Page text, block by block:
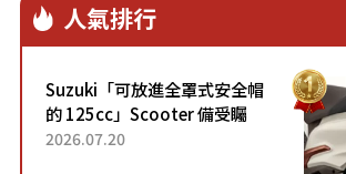
人氣排行
Suzuki「可放進全罩式安全帽
的 125cc」Scooter 備受矚
目！採用全新流線設計與各項
2026.07.20